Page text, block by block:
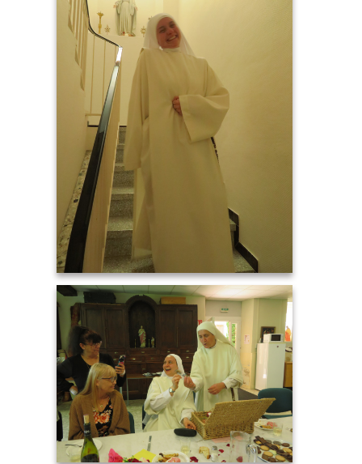
IMG_8150